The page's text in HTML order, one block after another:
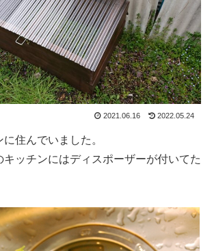
2021.06.16 2022.05.24
住んでいました。
キッチンにはディスポーザーが付いてた